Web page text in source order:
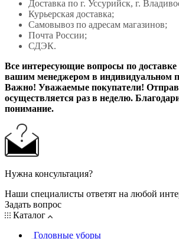
Доставка по г. Уссурийск, г.
Курьерская доставка;
Самовывоз по адресам магазинов;
Почта России;
СДЭК.
Все интересующие вопросы по
вашим менеджером в индивидуальном
Важно! Уважаемые покупатели!
осуществляется раз в неделю.
понимание.
Нужна консультация?
Наши специалисты ответят на любой
Задать вопрос
Каталог
Головные уборы